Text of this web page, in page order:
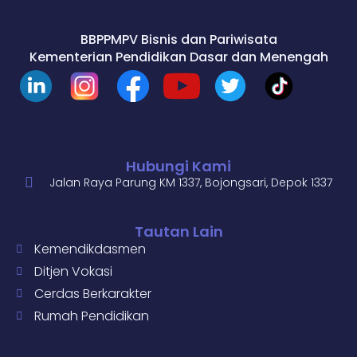
BBPPMPV Bisnis dan Pariwisata
Kementerian Pendidikan Dasar dan Menengah
Hubungi Kami
Jalan Raya Parung KM 1337, Bojongsari, Depok 1337
Tautan Lain
Kemendikdasmen
Ditjen Vokasi
Cerdas Berkarakter
Rumah Pendidikan